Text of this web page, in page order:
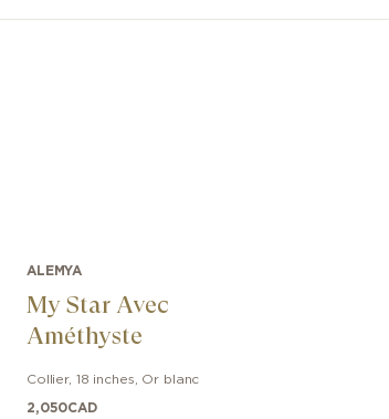
ALEMYA
My Star Avec
Améthyste
Collier, 18 inches Or blanc
2,050CAD